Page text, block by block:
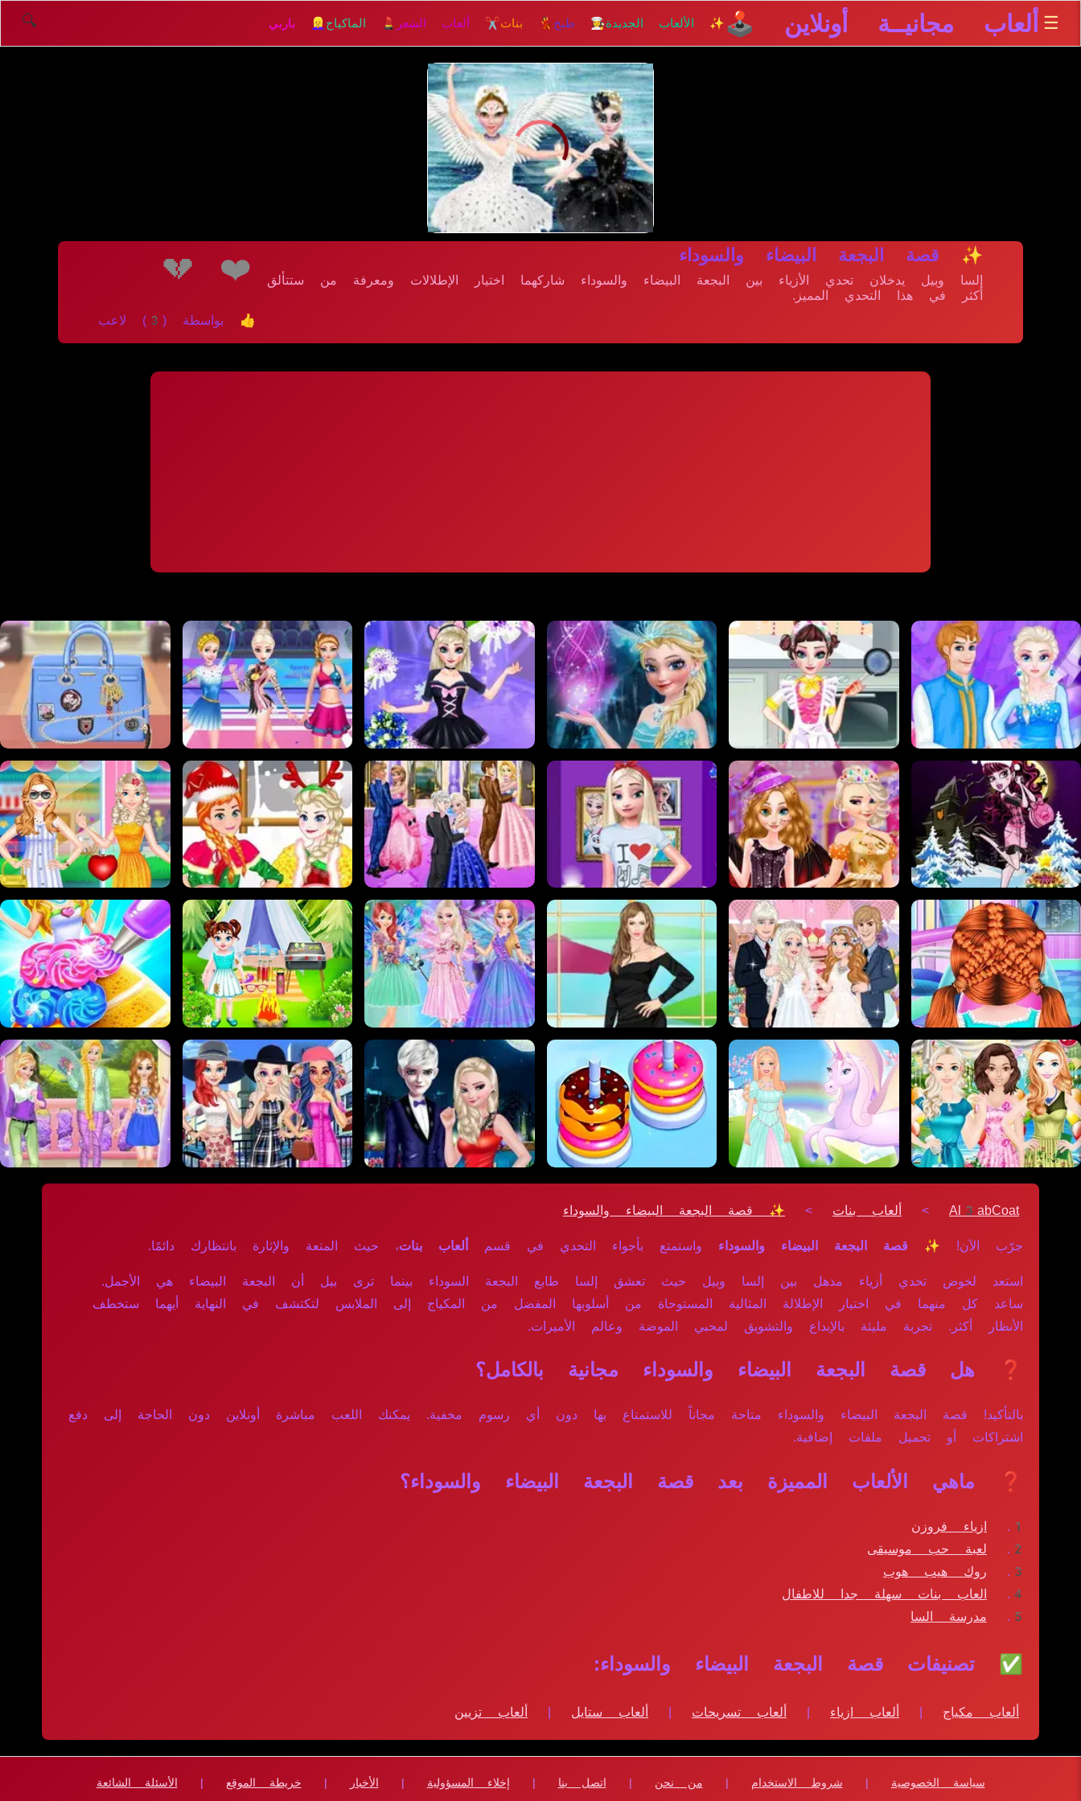
☰ ألعاب مجانيــة أونلاين 🕹️ ✨ الألعاب الجديدة👩‍🍳 طبخ 💃 بنات✂️ ألعاب الشعر 💄 الماكياج 👱‍♀️ باربي 🔍
إلعــــب
❤️
💔
👍 بواسطة (3) لاعب
✨ قصة البجعة البيضاء والسوداء
إلسا وبيل يدخلان تحدي الأزياء بين البجعة البيضاء والسوداء شاركهما اختيار الإطلالات ومعرفة من ستتألق
أكثر في هذا التحدي المميز.
Al3abCoat
> ألعاب بنات > ✨ قصة البجعة البيضاء والسوداء
جرّب الآن! ✨ قصة البجعة البيضاء والسوداء واستمتع بأجواء التحدي في قسم ألعاب بنات، حيث المتعة والإثارة بانتظارك دائمًا.
استعد لخوض تحدي أزياء مذهل بين إلسا وبيل حيث تعشق إلسا طابع البجعة السوداء بينما ترى بيل أن البجعة البيضاء هي الأجمل.
ساعد كل منهما في اختيار الإطلالة المثالية المستوحاة من أسلوبها المفضل من المكياج إلى الملابس لتكتشف في النهاية أيهما ستخطف
الأنظار أكثر. تجربة مليئة بالإبداع والتشويق لمحبي الموضة وعالم الأميرات.
❓ هل قصة البجعة البيضاء والسوداء مجانية بالكامل؟
بالتأكيد! قصة البجعة البيضاء والسوداء متاحة مجاناً للاستمتاع بها دون أي رسوم مخفية. يمكنك اللعب مباشرة أونلاين دون الحاجة إلى دفع
اشتراكات أو تحميل ملفات إضافية.
❓ ماهي الألعاب المميزة بعد قصة البجعة البيضاء والسوداء؟
ازياء فروزن
لعبة حب موسيقى
روك هيب هوب
العاب بنات سهلة جدا للاطفال
مدرسة السا
✅ تصنيفات قصة البجعة البيضاء والسوداء:
ألعاب مكياج | ألعاب ازياء | ألعاب تسريحات | ألعاب ستايل | ألعاب تزيين
سياسة الخصوصية | شروط الاستخدام | من نحن | اتصل بنا | إخلاء المسؤولية | الأخبار | خريطة الموقع | الأسئلة الشائعة